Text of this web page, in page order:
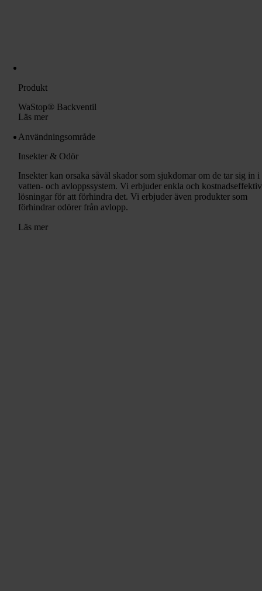
Produkt
WaStop® Backventil
Läs mer
Användningsområde
Insekter & Odör
Insekter kan orsaka såväl skador som sjukdomar om de tar sig in i
vatten- och avloppssystem. Vi erbjuder enkla och
lösningar för att förhindra det. Vi erbjuder även produkter som
förhindrar odörer från avlopp.
Läs mer